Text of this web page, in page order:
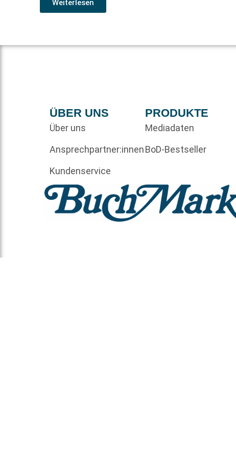
Weiterlesen
ÜBER UNS
Über uns
Ansprechpartner:innen
Kundenservice
PRODUKTE
Mediadaten
BoD-Bestseller